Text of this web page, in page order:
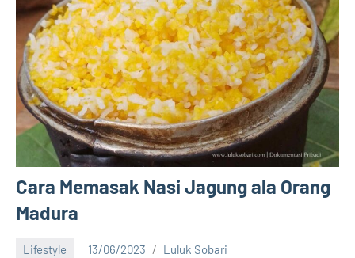
Cara Memasak Nasi Jagung ala Orang
Madura
Lifestyle 13/06/2023 Luluk Sobari